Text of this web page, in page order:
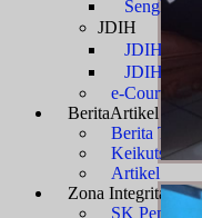
Sengketa
JDIH
JDIH
JDIH
e-Court
BeritaArtikel &
Berita
Artikel
Zona Integritas
SK